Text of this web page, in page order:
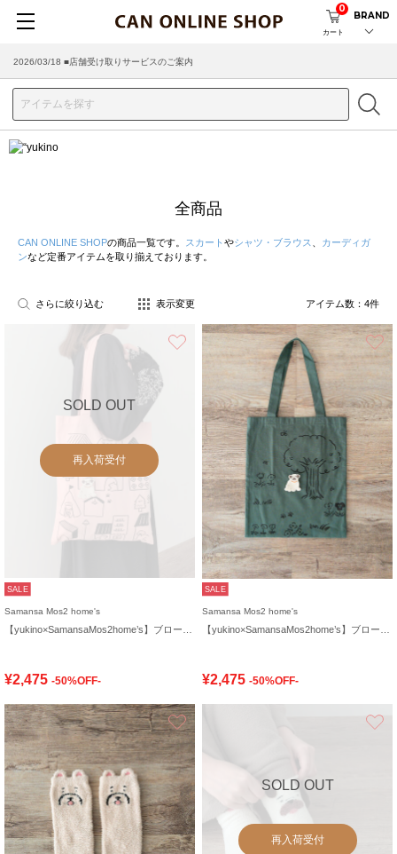
カート
0
BRAND
2026/03/18 ■店舗受け取りサービスのご案内
全商品
CAN ONLINE SHOPの商品一覧です。 スカート やシャツ・ブラウス
カーディガ
ンなど定番アイテムを取り揃えております。
さらに絞り込む 表示変更 アイテム数： 4件
SOLD OUT
再入荷受付
お気に入り
SALE
Samansa Mos2 home's
¥2,475 -50%OFF-
SALE
Samansa Mos2 home's
¥2,475 -50%OFF-
お気に入り
SOLD OUT
再入荷受付